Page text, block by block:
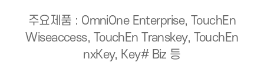
주요제품 : OmniOne Enterprise, TouchEn
Wiseaccess, TouchEn Transkey, TouchEn
nxKey, Key# Biz 등